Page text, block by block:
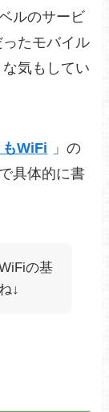
ルのサービ
たモバイル
気もしてい
もWiFi
」の
具体的に書
の基
↓